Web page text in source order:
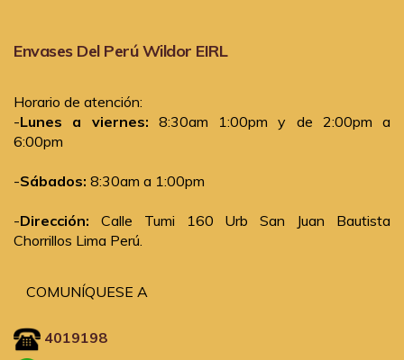
Envases Del Perú Wildor EIRL
Horario de atención:
-Lunes a viernes: 8:30am 1:00pm y de 2:00pm a
6:00pm
-Sábados: 8:30am a 1:00pm
-Dirección: Calle Tumi 160 Urb San Juan Bautista
Chorrillos Lima Perú.
COMUNÍQUESE A
4019198